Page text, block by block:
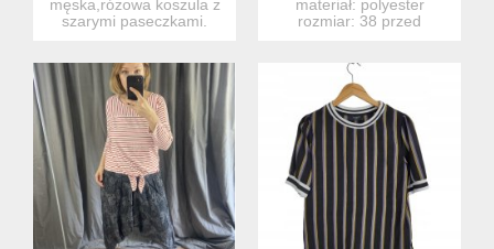
męska,różowa koszula z
szarymi paseczkami.
materiał: polyester
rozmiar: 38 przed